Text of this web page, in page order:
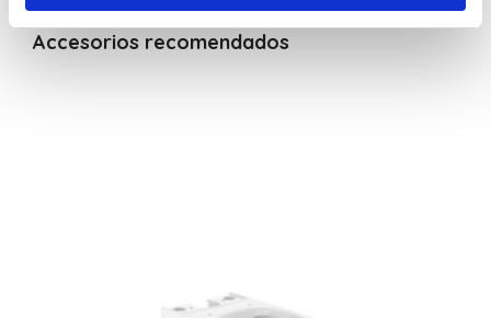
optimizar el consumo de agua. Medida de la taza: 370 x 600 x 420
mm.
Accesorios recomendados